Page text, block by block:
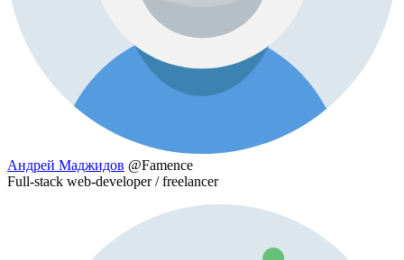
Андрей Маджидов @Famence
Full-stack web-developer / freelancer